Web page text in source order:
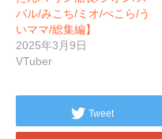
バル/みこち/ミオ/ぺこら/う
いママ/総集編】
2025年3月9日
VTuber
Tweet